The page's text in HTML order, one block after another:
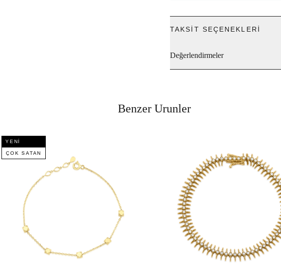
TAKSIT SEÇENEKLERI
Değerlendirmeler
Benzer Urunler
YENI
ÇOK SATAN